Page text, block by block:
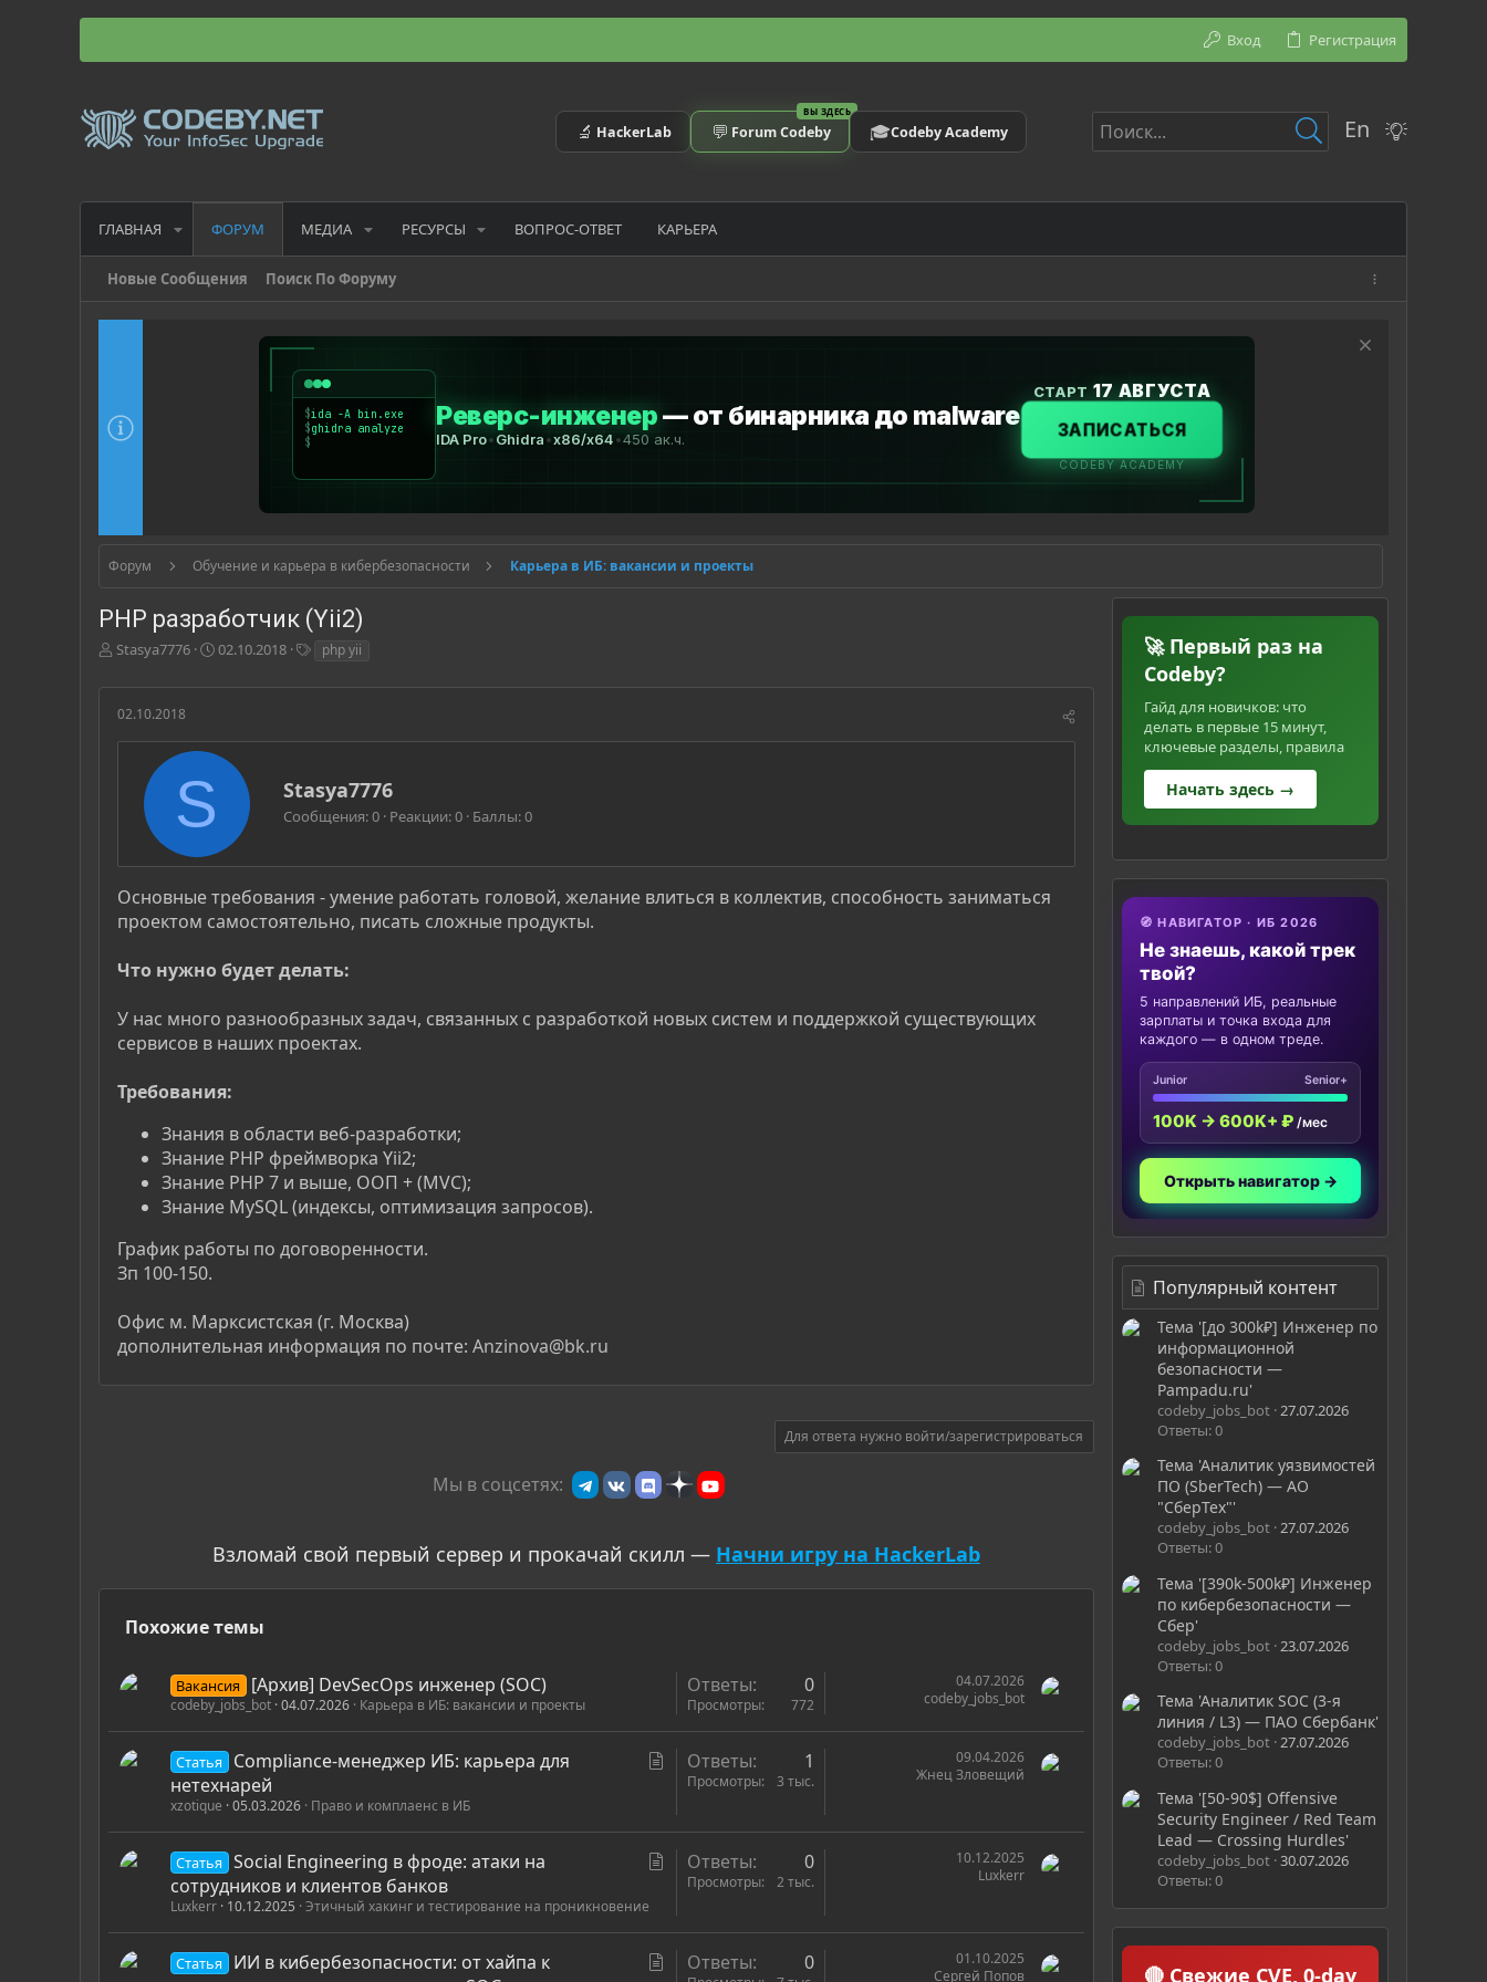
Вход Регистрация
🔬 HackerLab
ВЫ ЗДЕСЬ
💬 Forum Codeby 🎓Codeby Academy En
ГЛАВНАЯ ФОРУМ МЕДИА РЕСУРСЫ ВОПРОС-ОТВЕТ КАРЬЕРА
Новые Сообщения Поиск По Форуму
Форум Обучение и карьера в кибербезопасности Карьера в ИБ: вакансии и проекты
PHP разработчик (Yii2)
А
т
о
т
Stasya7776
Д
т
а
02.10.2018
г
php yii
02.10.2018
S
А
т
р
Stasya7776
Сообщения 0 Реакции 0 Баллы 0
Основные требования - умение работать головой, желание влиться в коллектив, способность заниматься
проектом самостоятельно, писать сложные продукты.
Что нужно будет делать:
У нас много разнообразных задач, связанных с разработкой новых систем и поддержкой существующих
сервисов в наших проектах.
Требования:
Знания в области веб-разработки;
Знание PHP фреймворка Yii2;
Знание PHP 7 и выше, ООП + (МVC);
Знание MySQL (индексы, оптимизация запросов).
График работы по договоренности.
Зп 100-150.
Офис м. Марксистская (г. Москва)
дополнительная информация по почте: Anzinova@bk.ru
Для ответа нужно войти/зарегистрироваться
Мы в соцсетях:
Взломай свой первый сервер и прокачай скилл — Начни игру на HackerLab
Похожие темы
Вакансия [Архив] DevSecOps инженер (SOC)
codeby_jobs_bot 04.07.2026 Карьера в ИБ: вакансии и проекты
Ответы 0
Просмотры 772
04.07.2026
codeby_jobs_bot
т
Статья
Compliance-менеджер ИБ: карьера для
нетехнарей
xzotique 05.03.2026 Право и комплаенс в ИБ
Ответы 1
Просмотры 3 тыс.
09.04.2026
Жнец Зловещий
т
Статья
Social Engineering в фроде: атаки на
сотрудников и клиентов банков
Luxkerr 10.12.2025 Этичный хакинг и тестирование на проникновение
Ответы 0
Просмотры 2 тыс.
10.12.2025
Luxkerr
Статья
ИИ в кибербезопасности: от хайпа к
Ответы 0
01.10.2025
Сергей Попов
🚀 Первый раз на
Codeby?
Гайд для новичков: что
делать в первые 15 минут,
ключевые разделы, правила
Начать здесь →
🧭 НАВИГАТОР · ИБ 2026
Не знаешь, какой трек
твой?
5 направлений ИБ, реальные
зарплаты и точка входа для
каждого — в одном треде.
Junior Senior+
100K → 600K+ ₽ /мес
Открыть навигатор →
Популярный контент
Тема '[до 300k₽] Инженер по
информационной
безопасности —
Pampadu.ru'
codeby_jobs_bot 27.07.2026
Ответы: 0
Тема 'Аналитик уязвимостей
ПО (SberTech) — АО
"СберТех"'
codeby_jobs_bot 27.07.2026
Ответы: 0
Тема '[390k-500k₽] Инженер
по кибербезопасности —
Сбер'
codeby_jobs_bot 23.07.2026
Ответы: 0
Тема 'Аналитик SOC (3-я
линия / L3) — ПАО Сбербанк'
codeby_jobs_bot 27.07.2026
Ответы: 0
Тема '[50-90$] Offensive
Security Engineer / Red Team
Lead — Crossing Hurdles'
codeby_jobs_bot 30.07.2026
Ответы: 0
🔴 Свежие CVE, 0-day